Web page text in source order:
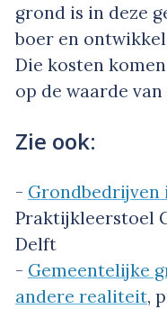
grond is in deze
boer en
Die kosten
op de waarde
Zie ook:
- Grondbedrijven
Praktijkleerstoel
Delft
- Gemeentelijke
andere realiteit,